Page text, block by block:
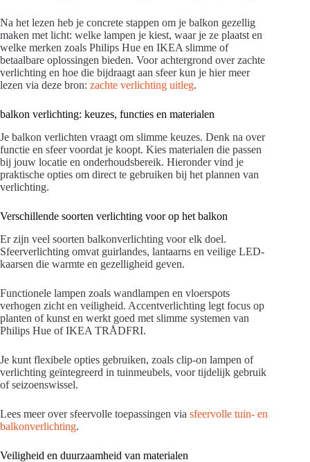
Na het lezen heb je concrete stappen om je balkon gezellig
maken met licht: welke lampen je kiest, waar je ze plaatst en
welke merken zoals Philips Hue en IKEA slimme of
betaalbare oplossingen bieden. Voor achtergrond over zachte
verlichting en hoe die bijdraagt aan sfeer kun je hier meer
lezen via deze bron: zachte verlichting uitleg.
balkon verlichting: keuzes, functies en materialen
Je balkon verlichten vraagt om slimme keuzes. Denk na over
functie en sfeer voordat je koopt. Kies materialen die passen
bij jouw locatie en onderhoudsbereik. Hieronder vind je
praktische opties om direct te gebruiken bij het plannen van
verlichting.
Verschillende soorten verlichting voor op het balkon
Er zijn veel soorten balkonverlichting voor elk doel.
Sfeerverlichting omvat guirlandes, lantaarns en veilige LED-
kaarsen die warmte en gezelligheid geven.
Functionele lampen zoals wandlampen en vloerspots
verhogen zicht en veiligheid. Accentverlichting legt focus op
planten of kunst en werkt goed met slimme systemen van
Philips Hue of IKEA TRÅDFRI.
Je kunt flexibele opties gebruiken, zoals clip-on lampen of
verlichting geïntegreerd in tuinmeubels, voor tijdelijk gebruik
of seizoenswissel.
Lees meer over sfeervolle toepassingen via sfeervolle tuin- en
balkonverlichting.
Veiligheid en duurzaamheid van materialen